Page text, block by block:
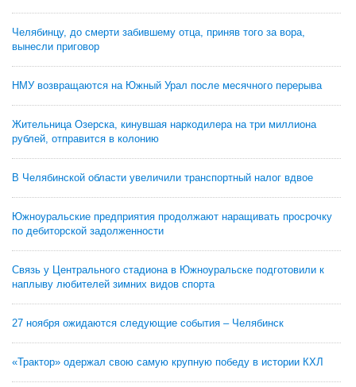
Челябинцу, до смерти забившему отца, приняв того за вора,
вынесли приговор
НМУ возвращаются на Южный Урал после месячного перерыва
Жительница Озерска, кинувшая наркодилера на три миллиона
рублей, отправится в колонию
В Челябинской области увеличили транспортный налог вдвое
Южноуральские предприятия продолжают наращивать просрочку
по дебиторской задолженности
Связь у Центрального стадиона в Южноуральске подготовили к
наплыву любителей зимних видов спорта
27 ноября ожидаются следующие события – Челябинск
«Трактор» одержал свою самую крупную победу в истории КХЛ